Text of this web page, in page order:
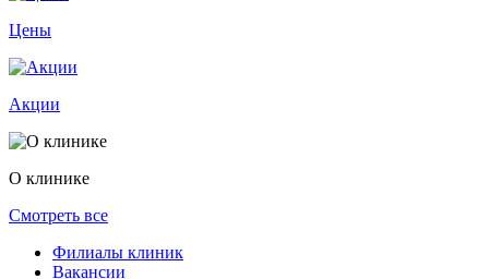
Цены
Акции
О клинике
Смотреть все
Филиалы клиник
Вакансии